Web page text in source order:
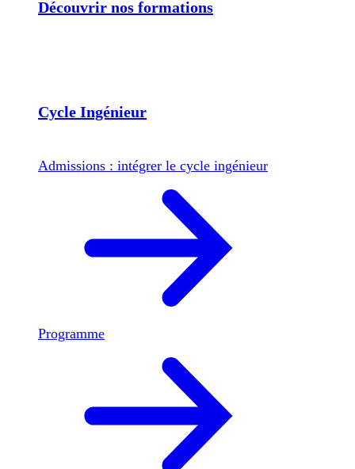
Découvrir nos formations
Cycle Ingénieur
Admissions : intégrer le cycle ingénieur
Programme